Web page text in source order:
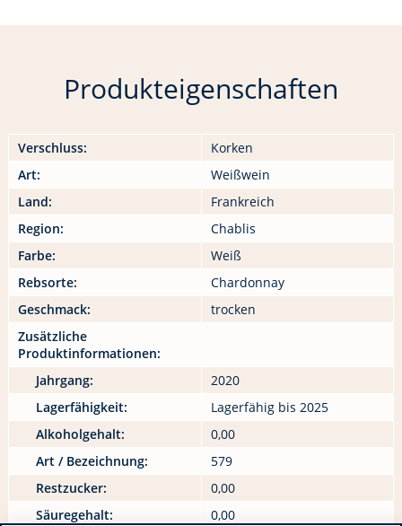
Produkteigenschaften
Verschluss:
Korken
Art:
Weißwein
Land:
Frankreich
Region:
Chablis
Farbe:
Weiß
Rebsorte:
Chardonnay
Geschmack:
trocken
Zusätzliche
Produktinformationen:
Jahrgang:
2020
Lagerfähigkeit:
Lagerfähig bis 2025
Alkoholgehalt:
0,00
Art / Bezeichnung:
579
Restzucker:
0,00
Säuregehalt:
0,00